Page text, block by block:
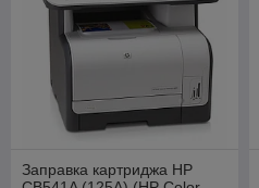
Заправка картриджа HP